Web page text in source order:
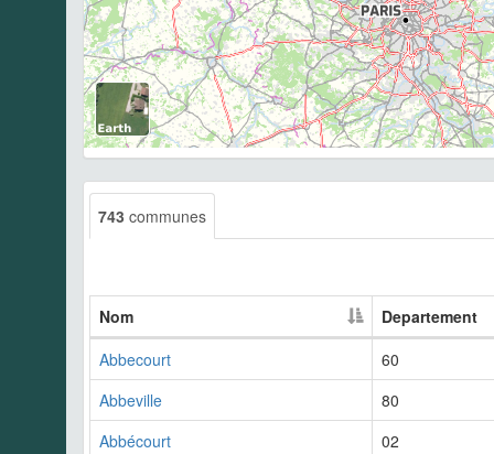
743 communes
Nom
Departement
Abbecourt
60
Abbeville
80
Abbécourt
02